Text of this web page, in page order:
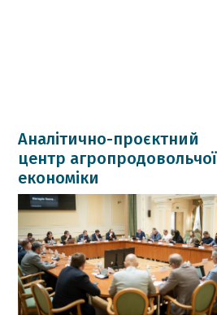
Аналітично-проєктний
центр агропродовольчої
економіки